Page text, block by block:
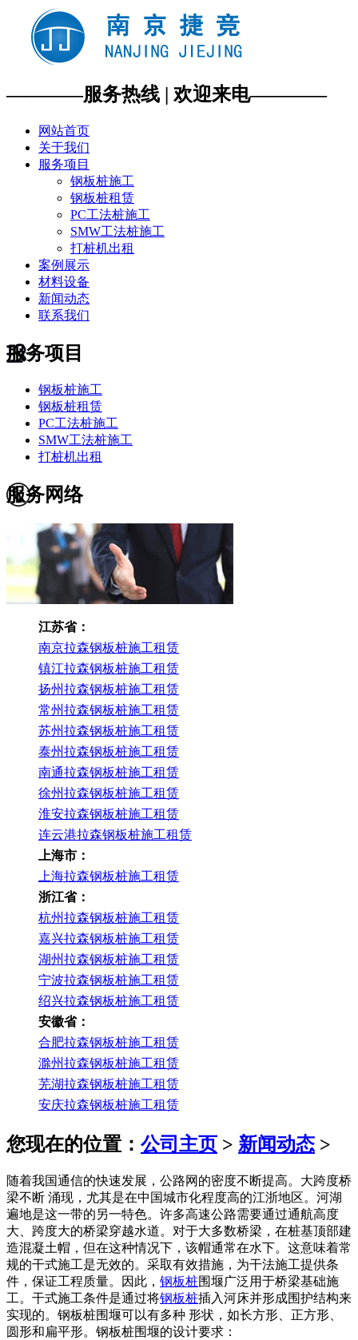
————服务热线 | 欢迎来电————
网站首页
关于我们
服务项目
钢板桩施工
钢板桩租赁
PC工法桩施工
SMW工法桩施工
打桩机出租
案例展示
材料设备
新闻动态
联系我们
服务项目
钢板桩施工
钢板桩租赁
PC工法桩施工
SMW工法桩施工
打桩机出租
服务网络
江苏省：
南京拉森钢板桩施工租赁
镇江拉森钢板桩施工租赁
扬州拉森钢板桩施工租赁
常州拉森钢板桩施工租赁
苏州拉森钢板桩施工租赁
泰州拉森钢板桩施工租赁
南通拉森钢板桩施工租赁
徐州拉森钢板桩施工租赁
淮安拉森钢板桩施工租赁
连云港拉森钢板桩施工租赁
上海市：
上海拉森钢板桩施工租赁
浙江省：
杭州拉森钢板桩施工租赁
嘉兴拉森钢板桩施工租赁
湖州拉森钢板桩施工租赁
宁波拉森钢板桩施工租赁
绍兴拉森钢板桩施工租赁
安徽省：
合肥拉森钢板桩施工租赁
滁州拉森钢板桩施工租赁
芜湖拉森钢板桩施工租赁
安庆拉森钢板桩施工租赁
您现在的位置： 公司主页 > 新闻动态 >
随着我国通信的快速发展，公路网的密度不断提高。大跨度桥
梁不断 涌现，尤其是在中国城市化程度高的江浙地区。河湖
遍地是这一带的另一特色。许多高速公路需要通过通航高度
大、跨度大的桥梁穿越水道。对于大多数桥梁，在桩基顶部建
造混凝土帽，但在这种情况下，该帽通常在水下。这意味着常
规的干式施工是无效的。采取有效措施，为干法施工提供条
件，保证工程质量。因此， 钢板桩围堰广泛用于桥梁基础施
工。干式施工条件是通过将钢板桩插入河床并形成围护结构来
实现的。钢板桩围堰可以有多种 形状，如长方形、正方形、
圆形和扁平形。钢板桩围堰的设计要求：